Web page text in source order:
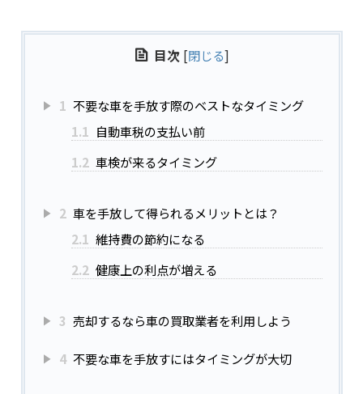
目次 [閉じる]
1 不要な車を手放す際のベストなタイミング
1.1 自動車税の支払い前
1.2 車検が来るタイミング
2 車を手放して得られるメリットとは？
2.1 維持費の節約になる
2.2 健康上の利点が増える
3 売却するなら車の買取業者を利用しよう
4 不要な車を手放すにはタイミングが大切